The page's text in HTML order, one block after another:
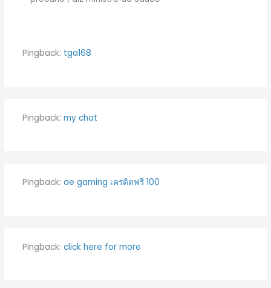
Pingback: tga168
Pingback: my chat
Pingback: ae gaming เครดิตฟรี 100
Pingback: click here for more